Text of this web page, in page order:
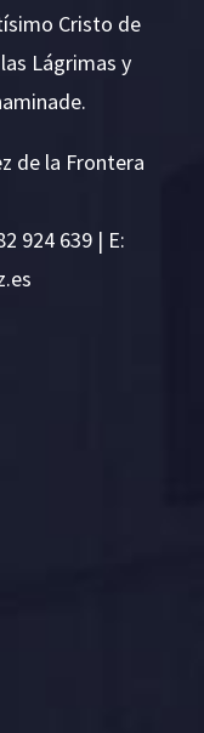
Cristo de
Lágrimas y
de la Frontera
924 639 | E: